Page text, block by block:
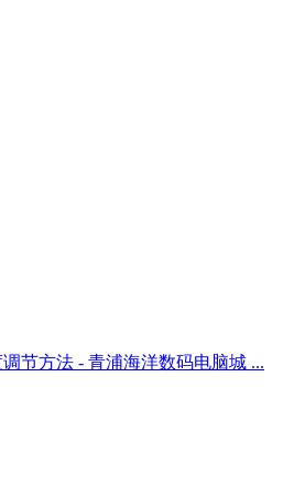
节方法 - 青浦海洋数码电脑城 ...